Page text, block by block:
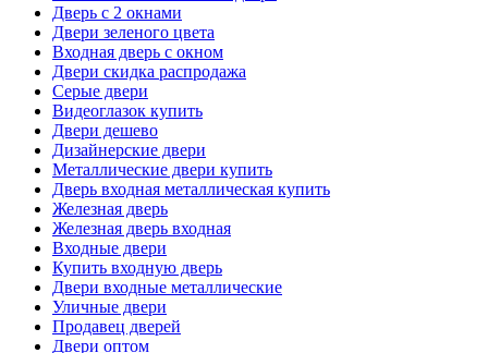
Дверь с 2 окнами
Двери зеленого цвета
Входная дверь с окном
Двери скидка распродажа
Серые двери
Видеоглазок купить
Двери дешево
Дизайнерские двери
Металлические двери купить
Дверь входная металлическая купить
Железная дверь
Железная дверь входная
Входные двери
Купить входную дверь
Двери входные металлические
Уличные двери
Продавец дверей
Двери оптом